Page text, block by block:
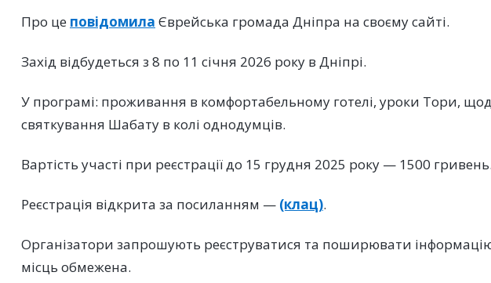
Про це повідомила Єврейська громада Дніпра на своєму сайті.
Захід відбудеться з 8 по 11 січня 2026 року в Дніпрі.
У програмі: проживання в комфортабельному готелі, уроки Тори,
святкування Шабату в колі однодумців.
Вартість участі при реєстрації до 15 грудня 2025 року — 1500 гривень.
Реєстрація відкрита за посиланням — (клац).
Організатори запрошують реєструватися та поширювати інформацію
місць обмежена.